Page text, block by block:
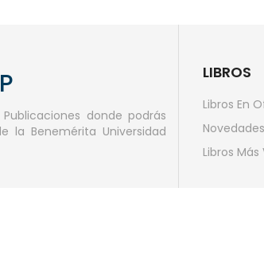
donde podrás
la Benemérita Universidad
LIBROS
Libros En
Novedades
Libros